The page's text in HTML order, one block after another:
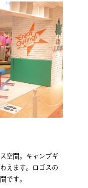
空間。キャンプギ
えます。ロゴスの
です。